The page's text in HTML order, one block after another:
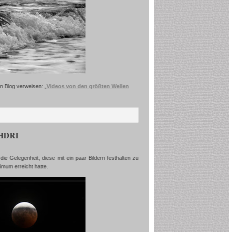
verweisen: „ Videos von den größten Wellen
Gelegenheit, diese mit ein paar Bildern festhalten zu
erreicht hatte.